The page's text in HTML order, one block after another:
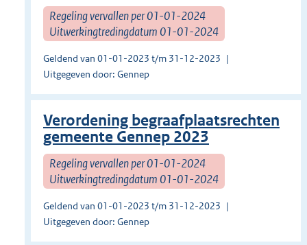
Regeling vervallen per 01-01-2024
Uitwerkingtredingdatum 01-01-2024
Geldend van 01-01-2023 t/m 31-12-2023
Uitgegeven door: Gennep
Verordening begraafplaatsrechten
gemeente Gennep 2023
Regeling vervallen per 01-01-2024
Uitwerkingtredingdatum 01-01-2024
Geldend van 01-01-2023 t/m 31-12-2023
Uitgegeven door: Gennep